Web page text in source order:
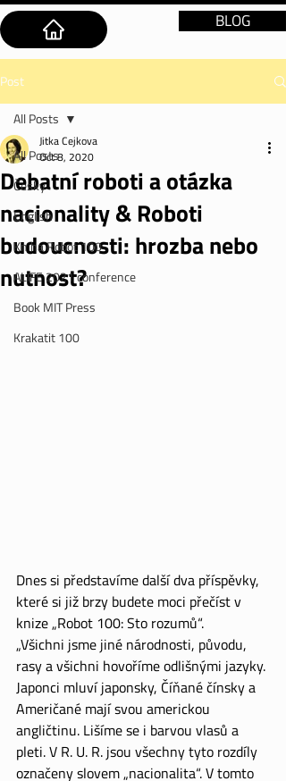
BLOG
Post
All Posts
Česky
English
Kniha Robot 100
ALIFE 2021 conference
Book MIT Press
Krakatit 100
All Posts
Debatní roboti a otázka
nacionality & Roboti
budoucnosti: hrozba nebo
nutnost?
Jitka Cejkova
Oct 8, 2020
Dnes si představíme další dva příspěvky,
které si již brzy budete moci přečíst v
knize „Robot 100: Sto rozumů“.
„Všichni jsme jiné národnosti, původu,
rasy a všichni hovoříme odlišnými jazyky.
Japonci mluví japonsky, Číňané čínsky a
Američané mají svou americkou
angličtinu. Lišíme se i barvou vlasů a
pleti. V R. U. R. jsou všechny tyto rozdíly
označeny slovem „nacionalita“. V tomto